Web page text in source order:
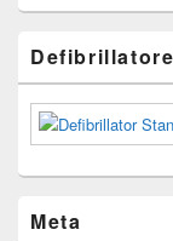
Meta